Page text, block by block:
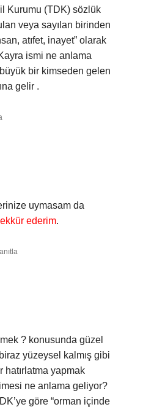
Kurumu (TDK) sözlük
veya sayılan birinden
atıfet, inayet” olarak
ismi ne anlama
bir kimseden gelen
gelir .
uymasam da
ederim.
? konusunda güzel
yüzeysel kalmış gibi
hatırlatma yapmak
ne anlama geliyor?
göre “orman içinde